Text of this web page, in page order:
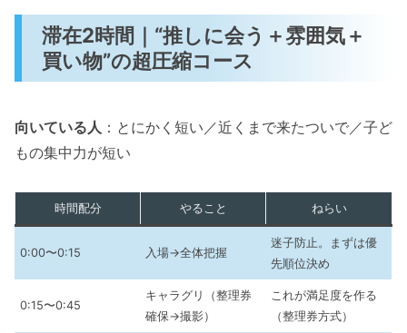
滞在2時間｜“推しに会う＋雰囲気＋
買い物”の超圧縮コース
向いている人 ：とにかく短い／近くまで来たついで／子ど
もの集中力が短い
時間配分 やること ねらい
0:00〜0:15 入場→全体把握
迷子防止。まずは優
先順位決め
0:15〜0:45
キャラグリ（整理券
確保→撮影）
これが満足度を作る
（整理券方式）